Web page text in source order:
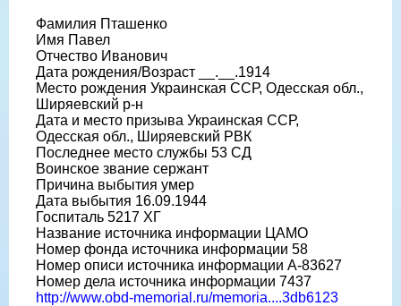
Фамилия Пташенко
Имя Павел
Отчество Иванович
Дата рождения/Возраст __.__.1914
Место рождения Украинская ССР, Одесская обл.,
Ширяевский р-н
Дата и место призыва Украинская ССР,
Одесская обл., Ширяевский РВК
Последнее место службы 53 СД
Воинское звание сержант
Причина выбытия умер
Дата выбытия 16.09.1944
Госпиталь 5217 ХГ
Название источника информации ЦАМО
Номер фонда источника информации 58
Номер описи источника информации А-83627
Номер дела источника информации 7437
http://www.obd-memorial.ru/memoria....3db6123